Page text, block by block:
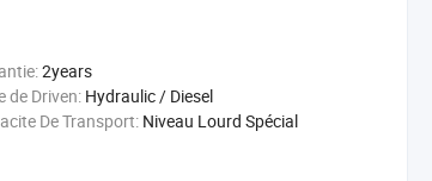
2years
de Driven: Hydraulic / Diesel
De Transport: Niveau Lourd Spécial